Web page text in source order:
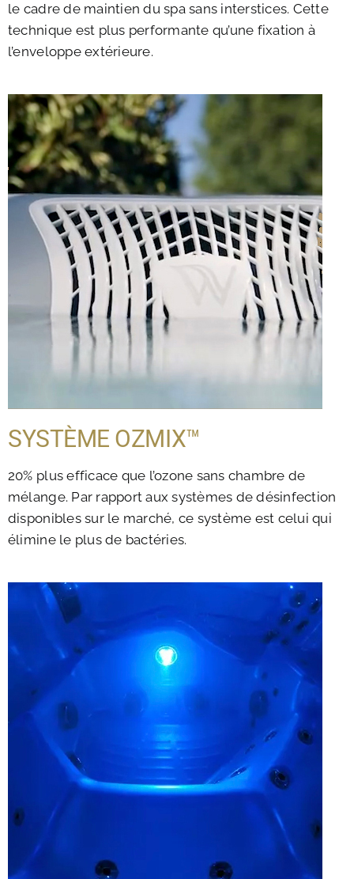
le cadre de maintien du spa sans interstices. Cette
technique est plus performante qu’une fixation à
l’enveloppe extérieure.
SYSTÈME OZMIX™
20% plus efficace que l’ozone sans chambre de
mélange. Par rapport aux systèmes de désinfection
disponibles sur le marché, ce système est celui qui
élimine le plus de bactéries.